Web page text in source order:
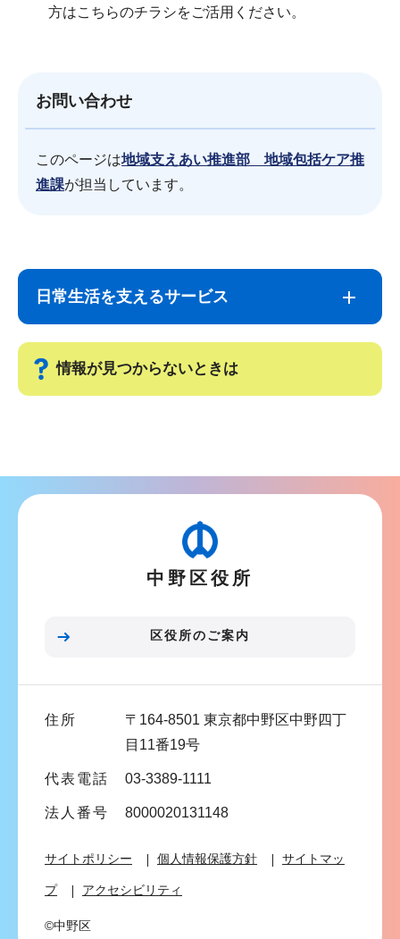
方はこちらのチラシをご活用ください。
お問い合わせ
このページは地域支えあい推進部 地域包括ケア推
進課が担当しています。
こ
で
日常生活を支えるサービス
情報が見つからないときは
ナ
ビ
中野区役所
区役所のご案内
住所
〒164-8501 東京都中野区中野四丁
目11番19号
代表電話 03-3389-1111
法人番号 8000020131148
サイトポリシー 個人情報保護方針 サイトマッ
プ アクセシビリティ
©中野区